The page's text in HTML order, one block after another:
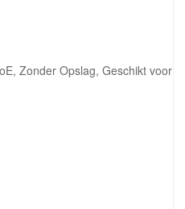
Zonder Opslag, Geschikt voor